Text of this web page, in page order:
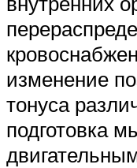
изменение
тонуса
подготовка